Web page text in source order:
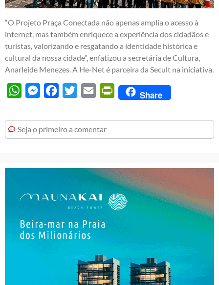
“O Projeto Praça Conectada não apenas amplia o acesso à
internet, mas também enriquece a experiência dos cidadãos e
turistas, valorizando e resgatando a identidade histórica e
cultural da nossa cidade”, enfatizou a secretária de Cultura,
Anarleide Menezes. A He-Net é parceira da Secult na iniciativa.
WhatsAppMessengerFacebook
Twitter Email PrintFriendly
Share
Seja o primeiro a comentar